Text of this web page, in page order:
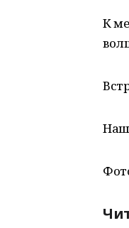
К
Наш